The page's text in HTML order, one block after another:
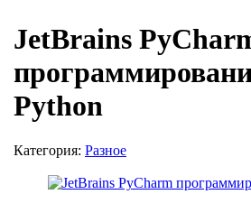
JetBrains
Python
Категория: Разное